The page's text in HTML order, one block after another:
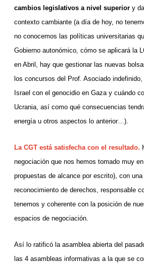
cambios legislativos a nivel superior y
contexto cambiante (a día de hoy, no
no conocemos las políticas universitarias
Gobierno autonómico, cómo se aplicará la
en Abril, hay que gestionar las nuevas
los concursos del Prof. Asociado
Israel con el genocidio en Gaza y cuándo
Ucrania, así como qué consecuencias
energía u otros aspectos lo anterior…).
La CGT está satisfecha con el resultado.
negociación que nos hemos tomado muy
propuestas de alcance por escrito), con
reconocimiento de derechos, responsable
tenemos y coherente con la posición de
espacios de negociación.
Así lo ratificó la asamblea abierta del
las 4 asambleas informativas a la que se